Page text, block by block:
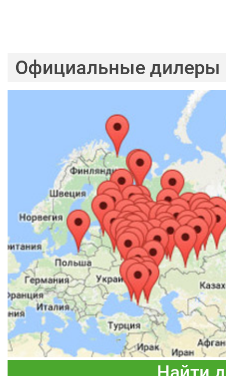
Официальные дилеры